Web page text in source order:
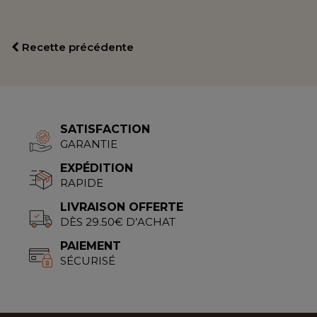
Recette précédente
SATISFACTION
GARANTIE
EXPÉDITION
RAPIDE
LIVRAISON OFFERTE
DÈS 29.50€ D’ACHAT
PAIEMENT
SÉCURISÉ